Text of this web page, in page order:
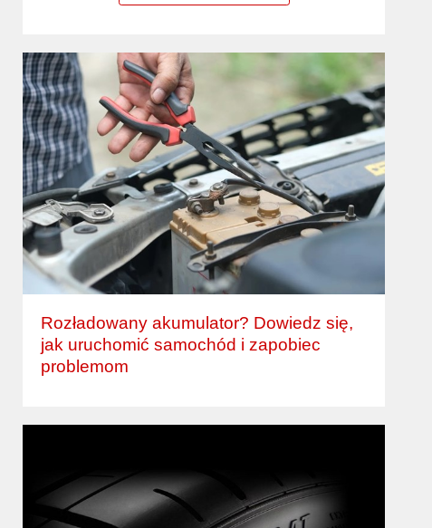
Rozładowany akumulator? Dowiedz się,
jak uruchomić samochód i zapobiec
problemom